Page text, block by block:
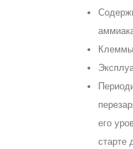
его
старте